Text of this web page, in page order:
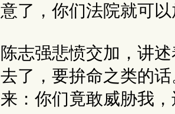
意了，你们法院就可
陈志强悲愤交加，讲
去了，要拚命之类的
来：你们竟敢威胁我